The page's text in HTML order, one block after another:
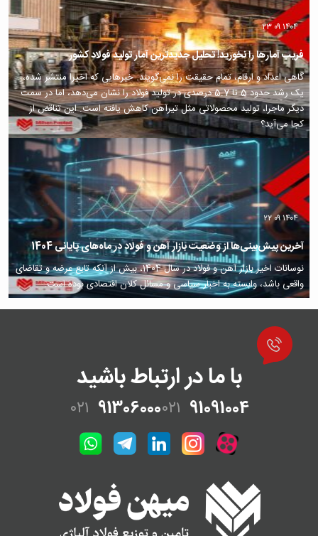
۱۴۰۴ ۰۹ ۲۳
فریب آمارها را نخورید! تحلیل جدیدترین آمار تولید فولاد کشور
گاهی اعداد و ارقام، تمام حقیقت را نمی‌گویند. خبرهایی که اخیرا منتشر شده،
یک رشد حدود 5 تا 5.7 درصدی در تولید فولاد را نشان می‌دهد، اما در سمت
دیگر ماجرا، تولید محصولاتی مثل تیرآهن کاهش یافته است. این تناقض از
کجا می‌آید؟
۱۴۰۴ ۰۹ ۲۲
آخرین پیش‌بینی‌ها از وضعیت بازار آهن و فولاد در ماه‌های پایانی 1404
نوسانات اخیر بازار آهن و فولاد در سال 1404، بیش از آنکه تابع عرضه و تقاضای
واقعی باشد، وابسته به اخبار سیاسی و مسائل کلان اقتصادی بوده است.
با ما در ارتباط باشید
۰۲۱ 91091004 ۰۲۱ 91306000